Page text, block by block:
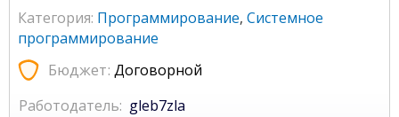
Категория: Программирование, Системное
программирование
Бюджет: Договорной
Работодатель: gleb7zla